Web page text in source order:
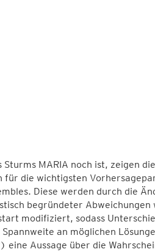
MARIA noch ist, zeigen
für die wichtigsten
Diese werden durch die
begründeter Abweichungen
modifiziert, sodass
an möglichen
Aussage über die